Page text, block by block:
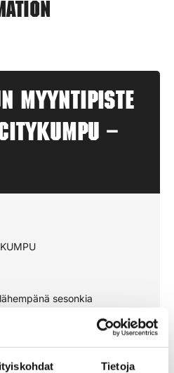
Tietoja
myyntipiste
–
sesonkia
map